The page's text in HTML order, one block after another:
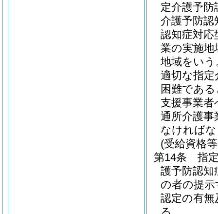
定介護予防
介護予防認
認知症対応
業の実施地
地域をい
適切な指
困難であ
支援事業者
通所介護
なければ
(受給資格
第14条
指
護予防認
の者の提
認定の有